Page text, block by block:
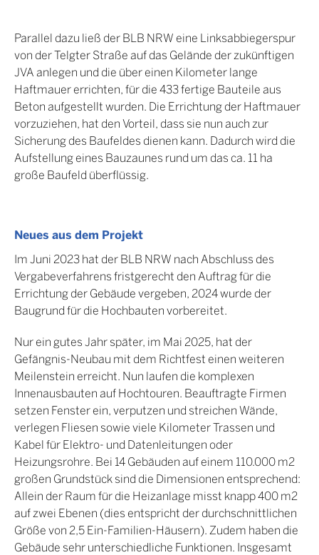
Parallel dazu ließ der BLB NRW eine Linksabbiegerspur
von der Telgter Straße auf das Gelände der zukünftigen
JVA anlegen und die über einen Kilometer lange
Haftmauer errichten, für die 433 fertige Bauteile aus
Beton aufgestellt wurden. Die Errichtung der Haftmauer
vorzuziehen, hat den Vorteil, dass sie nun auch zur
Sicherung des Baufeldes dienen kann. Dadurch wird die
Aufstellung eines Bauzaunes rund um das ca. 11 ha
große Baufeld überflüssig.
Neues aus dem Projekt
Im Juni 2023 hat der BLB NRW nach Abschluss des
Vergabeverfahrens fristgerecht den Auftrag für die
Errichtung der Gebäude vergeben, 2024 wurde der
Baugrund für die Hochbauten vorbereitet.
Nur ein gutes Jahr später, im Mai 2025, hat der
Gefängnis-Neubau mit dem Richtfest einen weiteren
Meilenstein erreicht. Nun laufen die komplexen
Innenausbauten auf Hochtouren. Beauftragte Firmen
setzen Fenster ein, verputzen und streichen Wände,
verlegen Fliesen sowie viele Kilometer Trassen und
Kabel für Elektro- und Datenleitungen oder
Heizungsrohre. Bei 14 Gebäuden auf einem 110.000 m2
großen Grundstück sind die Dimensionen entsprechend:
Allein der Raum für die Heizanlage misst knapp 400 m2
auf zwei Ebenen (dies entspricht der durchschnittlichen
Größe von 2,5 Ein-Familien-Häusern). Zudem haben die
Gebäude sehr unterschiedliche Funktionen. Insgesamt